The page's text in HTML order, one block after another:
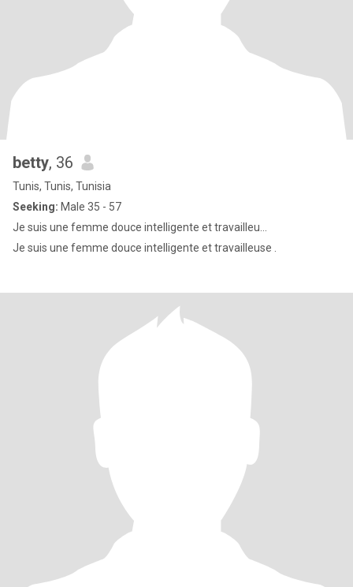
betty, 36
Tunis, Tunis, Tunisia
Seeking: Male 35 - 57
Je suis une femme douce intelligente et travailleu...
Je suis une femme douce intelligente et travailleuse .